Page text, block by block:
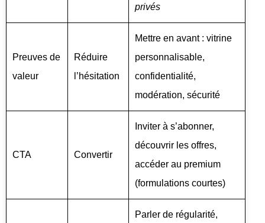
privés
Preuves de
valeur
Réduire
l’hésitation
Mettre en avant : vitrine
personnalisable,
confidentialité,
modération, sécurité
CTA Convertir
Inviter à s’abonner,
découvrir les offres,
accéder au premium
(formulations courtes)
Parler de régularité,